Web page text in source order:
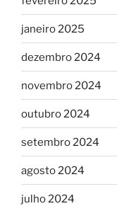
janeiro 2025
dezembro 2024
novembro 2024
outubro 2024
setembro 2024
agosto 2024
julho 2024